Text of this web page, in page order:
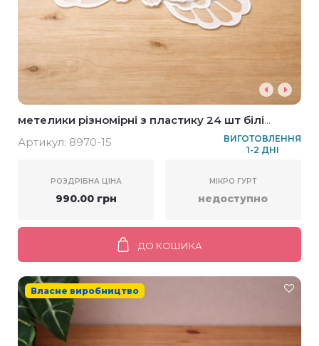
метелики різномірні з пластику 24 шт білі
контурні
Артикул: 8970-15
ВИГОТОВЛЕННЯ
1-2 ДНІ
РОЗДРІБНА ЦІНА
990.00 грн
МІКРО ГУРТ
недоступно
ДО КОШИКА
Власне виробництво